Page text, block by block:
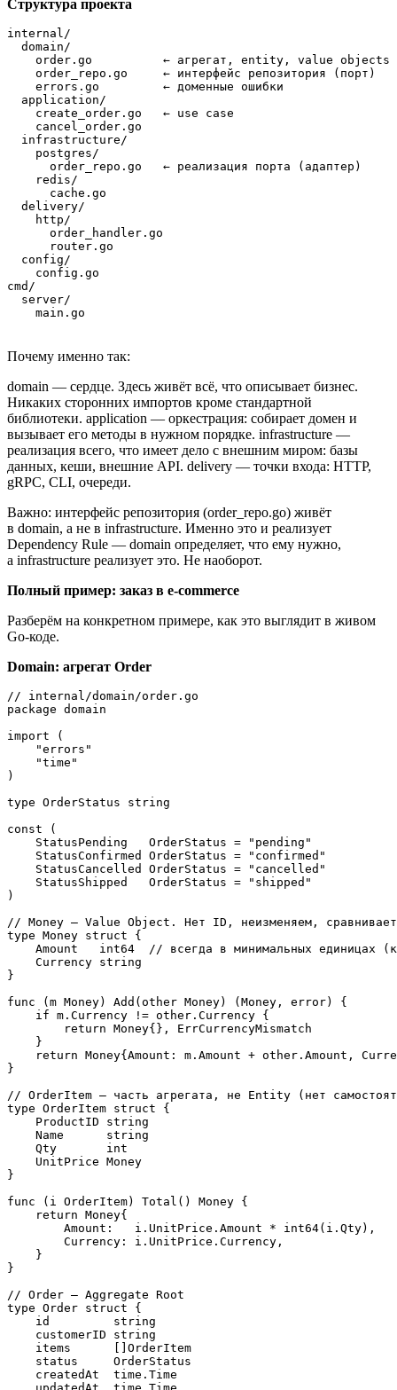
Структура проекта
internal/
  domain/
    order.go          ← агрегат, entity, value objects
    order_repo.go     ← интерфейс репозитория (порт)
    errors.go         ← доменные ошибки
  application/
    create_order.go   ← use case
    cancel_order.go
  infrastructure/
    postgres/
      order_repo.go   ← реализация порта (адаптер)
    redis/
      cache.go
  delivery/
    http/
      order_handler.go
      router.go
  config/
    config.go
cmd/
  server/
    main.go
Почему именно так:
domain — сердце. Здесь живёт всё, что описывает бизнес.
Никаких сторонних импортов кроме стандартной
библиотеки. application — оркестрация: собирает домен и
вызывает его методы в нужном порядке. infrastructure —
реализация всего, что имеет дело с внешним миром: базы
данных, кеши, внешние API. delivery — точки входа: HTTP,
gRPC, CLI, очереди.
Важно: интерфейс репозитория (order_repo.go) живёт
в domain, а не в infrastructure. Именно это и реализует
Dependency Rule — domain определяет, что ему нужно,
а infrastructure реализует это. Не наоборот.
Полный пример: заказ в e-commerce
Разберём на конкретном примере, как это выглядит в живом
Go-коде.
Domain: агрегат Order
// internal/domain/order.go
package domain
import (
    "errors"
    "time"
)
type OrderStatus string
const (
    StatusPending   OrderStatus = "pending"
    StatusConfirmed OrderStatus = "confirmed"
    StatusCancelled OrderStatus = "cancelled"
    StatusShipped   OrderStatus = "shipped"
)
// Money — Value Object. Нет ID, неизменяем,
type Money struct {
Amount   int64  // всегда в минимальных единицах
    Currency string
}
func (m Money) Add(other Money) (Money, error) {
    if m.Currency != other.Currency {
        return Money{}, ErrCurrencyMismatch
    }
return Money{Amount: m.Amount + other.Amount,
}
// OrderItem — часть агрегата, не Entity (нет
type OrderItem struct {
    ProductID string
    Name      string
    Qty       int
    UnitPrice Money
}
func (i OrderItem) Total() Money {
    return Money{
        Amount:   i.UnitPrice.Amount * int64(i.Qty),
        Currency: i.UnitPrice.Currency,
    }
}
// Order — Aggregate Root
type Order struct {
    id         string
    customerID string
    items      []OrderItem
    status     OrderStatus
    createdAt  time.Time